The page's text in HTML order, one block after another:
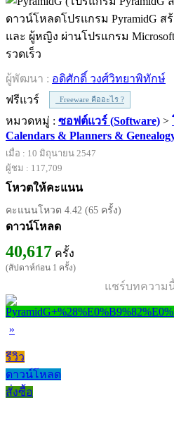
ดาวน์โหลดโปรแกรม PyramidG ส
และ ผู้หญิง ผ่านโปรแกรม
รวดเร็ว
ผู้พัฒนา : อดิศักดิ์ วงศ์วิทยาพิทักษ์
ฟรีแวร์
Freeware คืออะไร ?
หมวดหมู่ : ซอฟต์แวร์ (Software) >
Calendars & Planners &
เมื่อ : 10 มิถุนายน 2547
ผู้ชม : 117,709
โหวตให้คะแนน
คะแนนโหวต 4.42 (65 ครั้ง)
ดาวน์โหลด
40,617 ครั้ง
(สัปดาห์ก่อน 1 ครั้ง)
แชร์บทความ
»
รีวิว
ดาวน์โหลด
สั่งซื้อ